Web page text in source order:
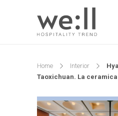
Home Interior
Taoxichuan. La